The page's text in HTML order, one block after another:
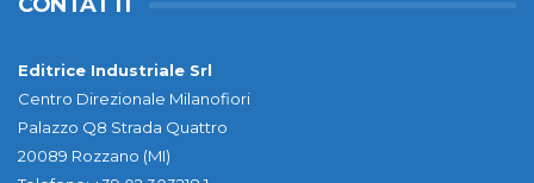
CONTATTI
Editrice Industriale Srl
Centro Direzionale Milanofiori
Palazzo Q8 Strada Quattro
20089 Rozzano (MI)